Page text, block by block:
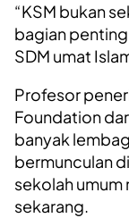
“KSM bukan
bagian
SDM umat
Profesor
Foundation
banyak
bermunculan
sekolah umum
sekarang.